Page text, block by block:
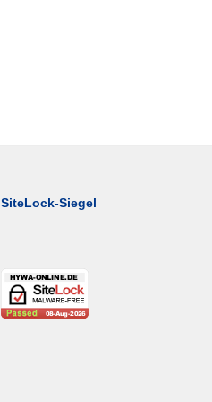
SiteLock-Siegel